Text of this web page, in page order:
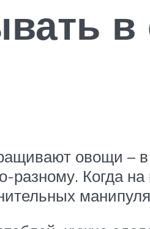
в
овощи – в
разному. Когда